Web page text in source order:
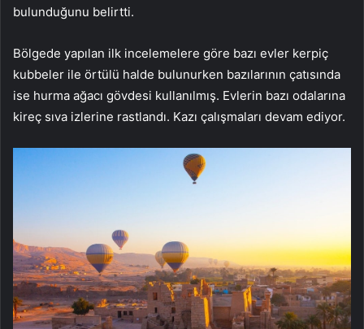
bulunduğunu belirtti.
Bölgede yapılan ilk incelemelere göre bazı evler kerpiç
kubbeler ile örtülü halde bulunurken bazılarının çatısında
ise hurma ağacı gövdesi kullanılmış. Evlerin bazı odalarına
kireç sıva izlerine rastlandı. Kazı çalışmaları devam ediyor.